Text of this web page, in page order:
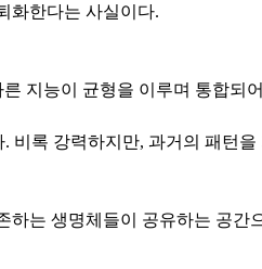
화한다는 사실이다.
지능이 균형을 이루며 통합되
비록 강력하지만, 과거의 패턴
는 생명체들이 공유하는 공간